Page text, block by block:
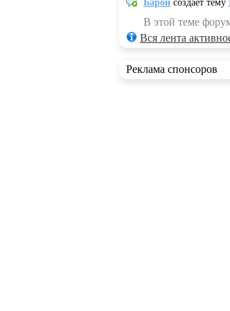
Барон создает тему
В этой теме
Вся лента
Реклама спонсоров